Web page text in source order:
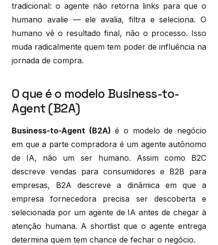
tradicional: o agente não retorna links para que o
humano avalie — ele avalia, filtra e seleciona. O
humano vê o resultado final, não o processo. Isso
muda radicalmente quem tem poder de influência na
jornada de compra.
O que é o modelo Business-to-
Agent (B2A)
Business-to-Agent (B2A) é o modelo de negócio
em que a parte compradora é um agente autônomo
de IA, não um ser humano. Assim como B2C
descreve vendas para consumidores e B2B para
empresas, B2A descreve a dinâmica em que a
empresa fornecedora precisa ser descoberta e
selecionada por um agente de IA antes de chegar à
atenção humana. A shortlist que o agente entrega
determina quem tem chance de fechar o negócio.